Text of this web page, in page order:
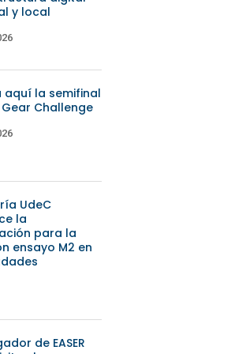
y local
aquí la semifinal
Challenge
UdeC
la
para la
ensayo M2 en
de EASER